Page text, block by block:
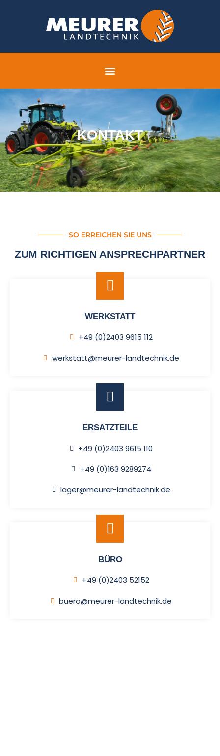
KONTAKT
SO ERREICHEN SIE UNS
ZUM RICHTIGEN ANSPRECHPARTNER
WERKSTATT
+49 (0)2403 9615 112
werkstatt@meurer-landtechnik.de
ERSATZTEILE
+49 (0)2403 9615 110
+49 (0)163 9289274
lager@meurer-landtechnik.de
BÜRO
+49 (0)2403 52152
buero@meurer-landtechnik.de